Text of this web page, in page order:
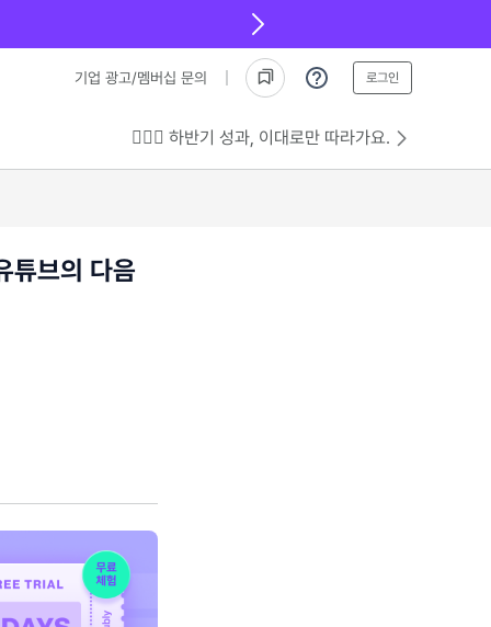
기업 광고/멤버십 문의 로그인
💁🏻‍♂️ 하반기 성과, 이대로만 따라가요.
튜브의 다음